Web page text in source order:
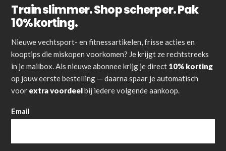
Train slimmer. Shop scherper. Pak
10% korting.
Nieuwe vechtsport- en fitnessartikelen, frisse acties en
kooptips die miskopen voorkomen? Je krijgt ze rechtstreeks
in je mailbox. Als nieuwe abonnee krijg je direct 10% korting
op jouw eerste bestelling — daarna spaar je automatisch
voor extra voordeelbij iedere volgende aankoop.
Email